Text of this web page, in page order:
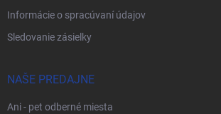
Informácie o spracúvaní údajov
Sledovanie zásielky
NAŠE PREDAJNE
Ani - pet odberné miesta